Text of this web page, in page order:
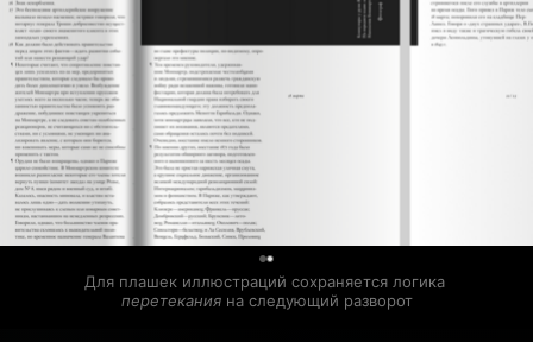
Для плашек иллюстраций сохраняется логика
перетекания на следующий разворот